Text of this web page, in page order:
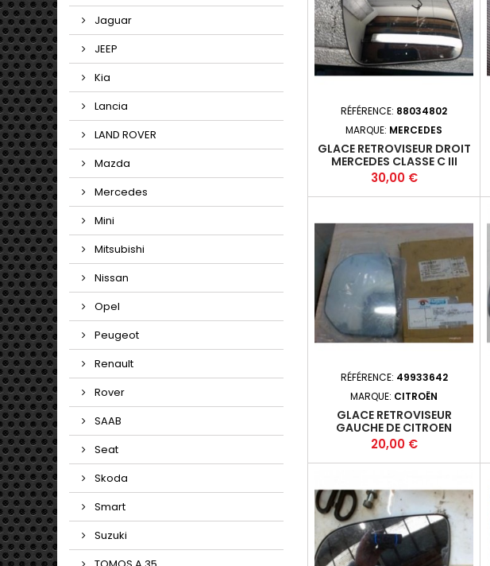
Jaguar
JEEP
Kia
Lancia
LAND ROVER
Mazda
Mercedes
Mini
Mitsubishi
Nissan
Opel
Peugeot
Renault
Rover
SAAB
Seat
Skoda
Smart
Suzuki
RÉFÉRENCE: 88034802
MARQUE: MERCEDES
GLACE RETROVISEUR DROIT
MERCEDES CLASSE C III
(W204) PHASE 1 - 4P 2007-
01-2010-12 *
Prix
30,00 €
RÉFÉRENCE: 49933642
MARQUE: CITROËN
GLACE RETROVISEUR
GAUCHE DE CITROEN
Prix
20,00 €